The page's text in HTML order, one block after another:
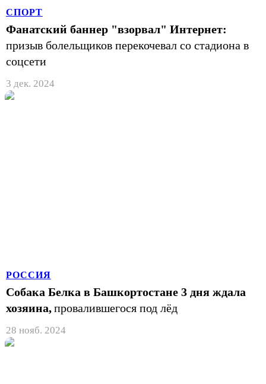
СПОРТ
Фанатский баннер "взорвал" Интернет:
призыв болельщиков перекочевал со стадиона в
соцсети
3 дек. 2024
РОССИЯ
Собака Белка в Башкортостане 3 дня ждала
хозяина,провалившегося под лёд
28 нояб. 2024